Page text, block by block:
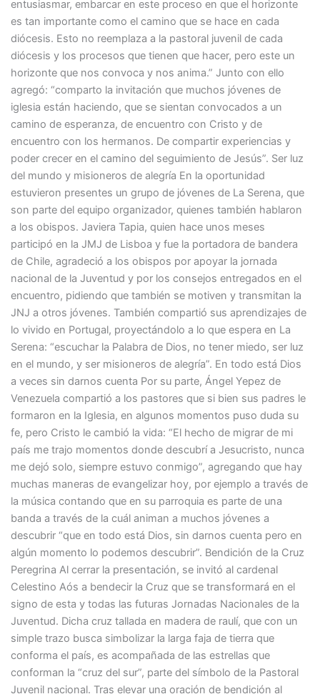
entusiasmar, embarcar en este proceso en que el horizonte
es tan importante como el camino que se hace en cada
diócesis. Esto no reemplaza a la pastoral juvenil de cada
diócesis y los procesos que tienen que hacer, pero este un
horizonte que nos convoca y nos anima.” Junto con ello
agregó: “comparto la invitación que muchos jóvenes de
iglesia están haciendo, que se sientan convocados a un
camino de esperanza, de encuentro con Cristo y de
encuentro con los hermanos. De compartir experiencias y
poder crecer en el camino del seguimiento de Jesús”. Ser luz
del mundo y misioneros de alegría En la oportunidad
estuvieron presentes un grupo de jóvenes de La Serena, que
son parte del equipo organizador, quienes también hablaron
a los obispos. Javiera Tapia, quien hace unos meses
participó en la JMJ de Lisboa y fue la portadora de bandera
de Chile, agradeció a los obispos por apoyar la jornada
nacional de la Juventud y por los consejos entregados en el
encuentro, pidiendo que también se motiven y transmitan la
JNJ a otros jóvenes. También compartió sus aprendizajes de
lo vivido en Portugal, proyectándolo a lo que espera en La
Serena: “escuchar la Palabra de Dios, no tener miedo, ser luz
en el mundo, y ser misioneros de alegría”. En todo está Dios
a veces sin darnos cuenta Por su parte, Ángel Yepez de
Venezuela compartió a los pastores que si bien sus padres le
formaron en la Iglesia, en algunos momentos puso duda su
fe, pero Cristo le cambió la vida: “El hecho de migrar de mi
país me trajo momentos donde descubrí a Jesucristo, nunca
me dejó solo, siempre estuvo conmigo”, agregando que hay
muchas maneras de evangelizar hoy, por ejemplo a través de
la música contando que en su parroquia es parte de una
banda a través de la cuál animan a muchos jóvenes a
descubrir “que en todo está Dios, sin darnos cuenta pero en
algún momento lo podemos descubrir”. Bendición de la Cruz
Peregrina Al cerrar la presentación, se invitó al cardenal
Celestino Aós a bendecir la Cruz que se transformará en el
signo de esta y todas las futuras Jornadas Nacionales de la
Juventud. Dicha cruz tallada en madera de raulí, que con un
simple trazo busca simbolizar la larga faja de tierra que
conforma el país, es acompañada de las estrellas que
conforman la “cruz del sur”, parte del símbolo de la Pastoral
Juvenil nacional. Tras elevar una oración de bendición al